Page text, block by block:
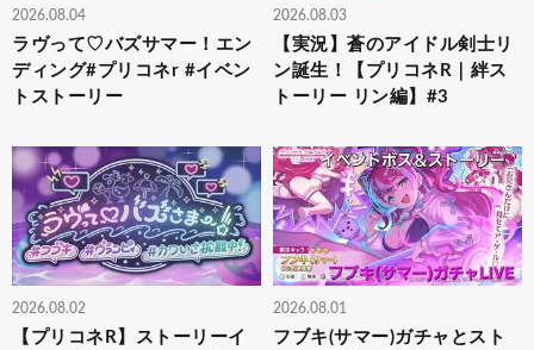
2026.08.04
ラヴって♡バズサマー！エン
ディング#プリコネr #イベン
トストーリー
2026.08.03
【実況】蒼のアイドル剣士リ
ン誕生！【プリコネR｜絆ス
トーリー リン編】#3
2026.08.02
【プリコネR】ストーリーイ
2026.08.01
フブキ(サマー)ガチャとスト